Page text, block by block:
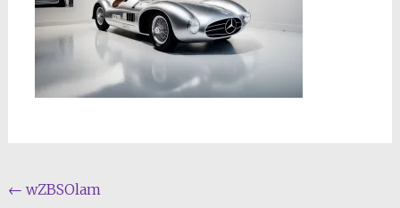
Beitragsnavigation
← wZBSOlam